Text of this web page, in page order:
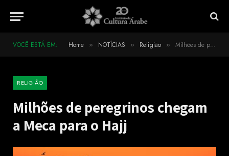
VOCÊ ESTÁ EM: Home » NOTÍCIAS » Religião » Milhões de peregrinos chegam a Meca para o Hajj
RELIGIÃO
Milhões de peregrinos chegam
a Meca para o Hajj